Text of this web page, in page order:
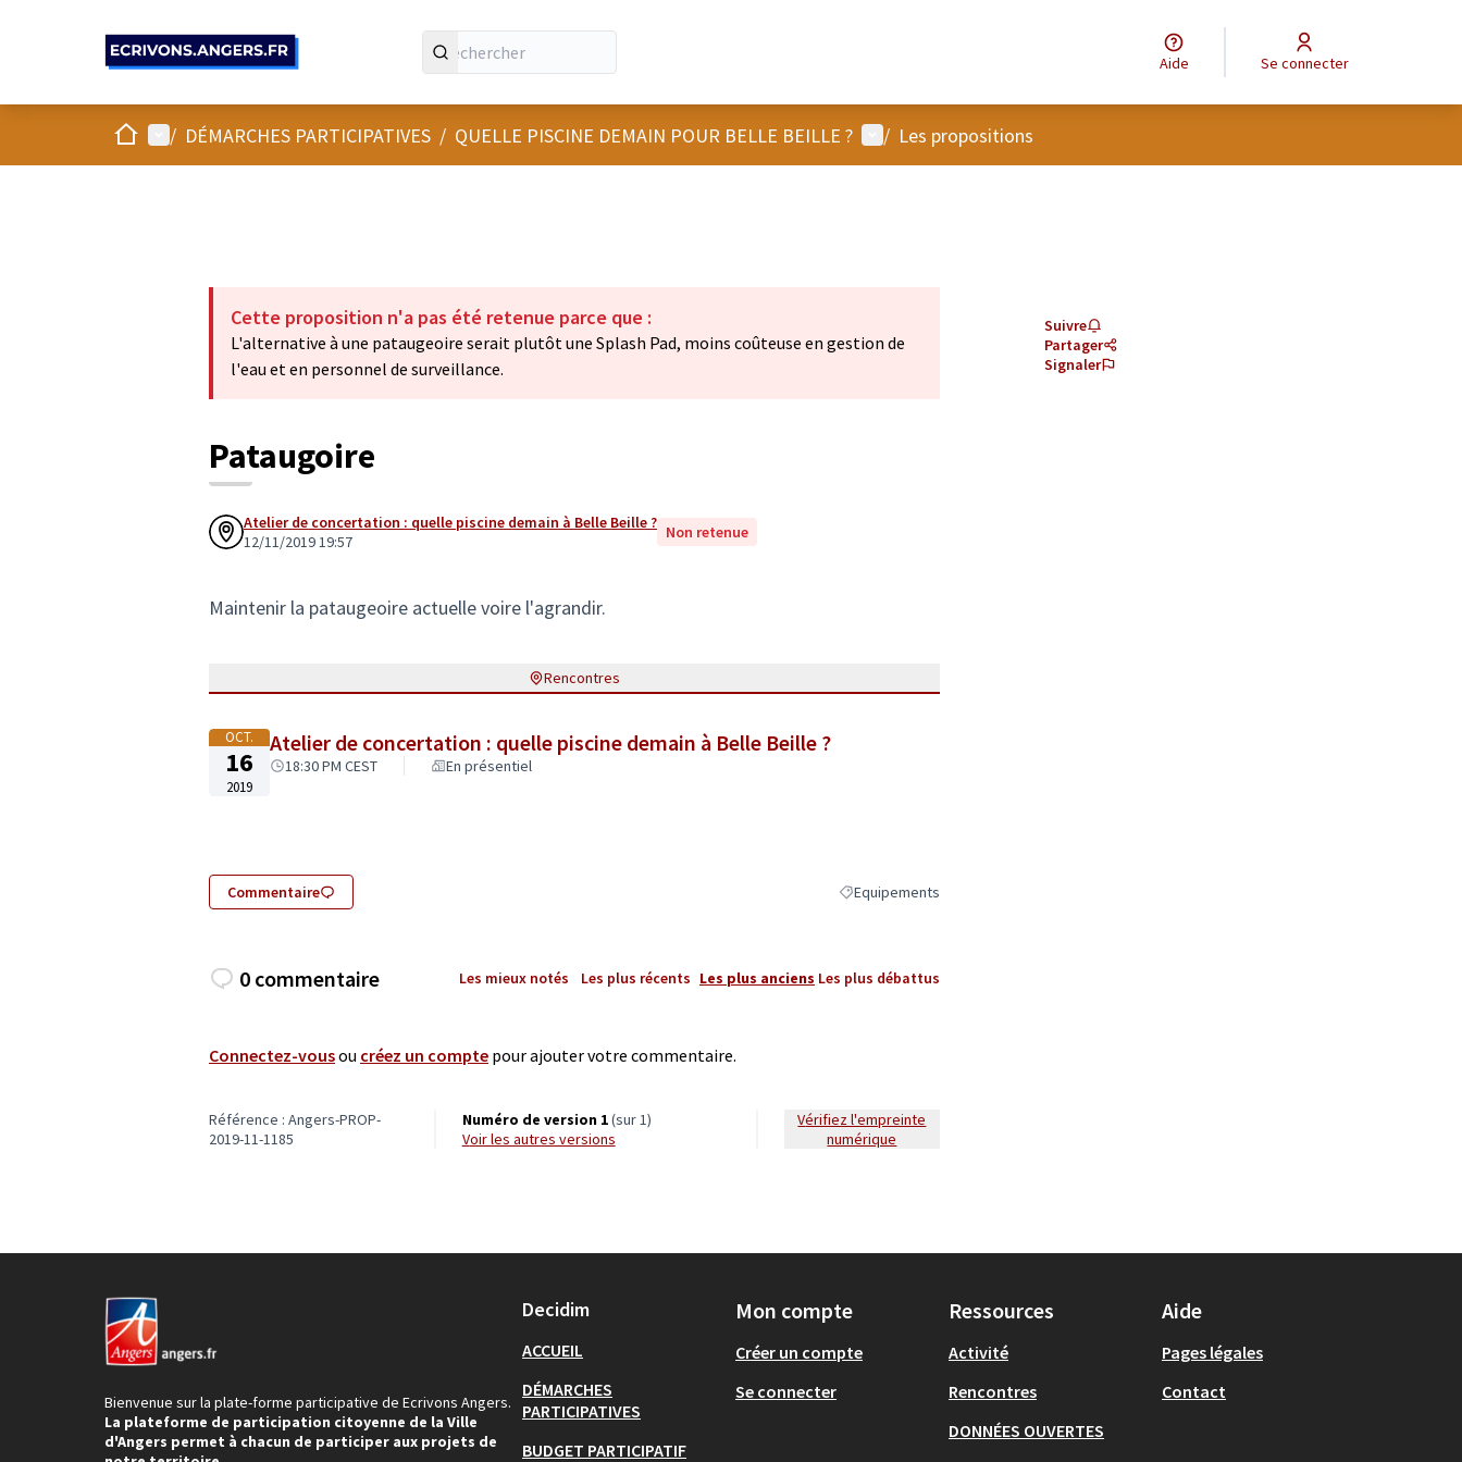
Aide Se connecter
AccueilMenu principal
/ DÉMARCHES PARTICIPATIVES / QUELLE PISCINE DEMAIN POUR BELLE BEILLE ? Menu utilisateur
/ Les propositions
Cette proposition n'a pas été retenue parce que :
L'alternative à une pataugeoire serait plutôt une Splash Pad, moins coûteuse en gestion de
l'eau et en personnel de surveillance.
Pataugoire
Atelier de concertation : quelle piscine demain à Belle Beille ?
12/11/2019 19:57
Non retenue
Maintenir la pataugeoire actuelle voire l'agrandir.
Rencontres
OCT.
16
2019
Atelier de concertation : quelle piscine demain à Belle Beille ?
18:30 PM CEST En présentiel
Commentaire Filtrer les résultats de la catégorie : Equipements
Equipements
Suivre
Partager
Signaler
0 commentaire Les mieux notés Les plus récents Les plus anciens Les plus débattus
Connectez-vousou créez un compte pour ajouter votre commentaire.
Référence : Angers-PROP-
2019-11-1185
Numéro de version 1(sur 1)
voir les autres versions
Vérifiez l'empreinte
numérique
Bienvenue sur la plate-forme participative de Ecrivons Angers.
La plateforme de participation citoyenne de la Ville
d'Angers permet à chacun de participer aux projets de
Decidim
ACCUEIL
DÉMARCHES
PARTICIPATIVES
BUDGET PARTICIPATIF
Mon compte
Créer un compte
Se connecter
Ressources
Activité
Rencontres
DONNÉES OUVERTES
Aide
Pages légales
Contact